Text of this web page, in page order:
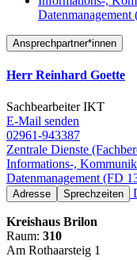
Datenmanagement
Ansprechpartner*innen
Herr Reinhard Goette
Sachbearbeiter IKT
E-Mail senden
02961-943387
Zentrale Dienste
Informations-,
Datenmanagement (FD
Adresse Sprechzeiten
Kreishaus Brilon
Raum: 310
Am Rothaarsteig 1